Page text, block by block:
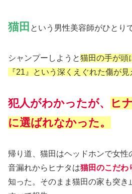
猫田 という男性美容師がひとり
シャンプーしようと猫田の手が頭
『21』という深くえぐれた傷が見
犯人がわかったが、
ヒ
に選ばれなかった。
帰り道、猫田はヘッドホンで女性
音漏れからヒナタは猫田のこだわ
知った。そのまま猫田の家も突き